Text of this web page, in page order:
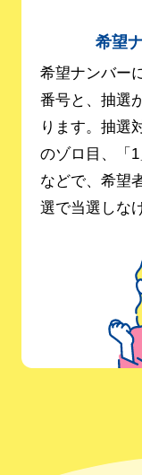
希望
希望ナンバー
番号と、抽選
ります。抽選
のゾロ目、「
などで、希望
選で当選しな